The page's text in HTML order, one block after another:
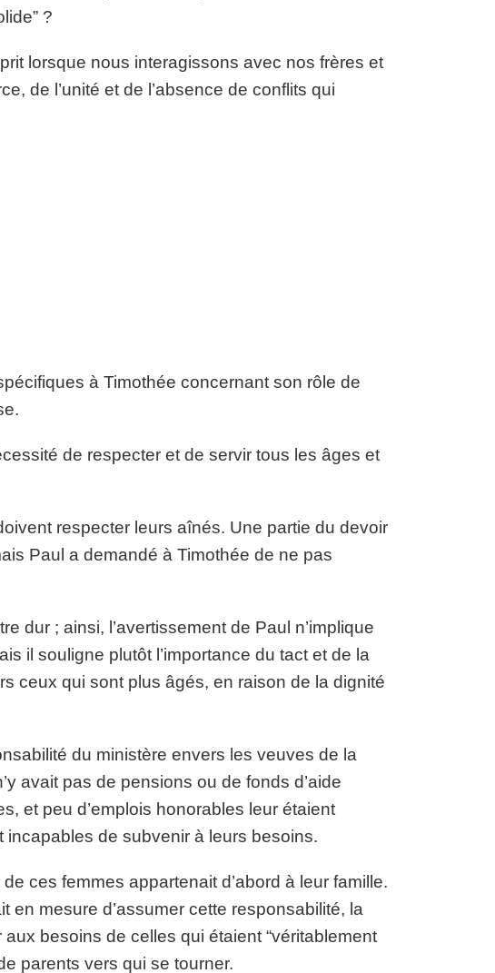
?
lorsque nous interagissons avec nos frères et
de l’unité et de l’absence de conflits qui
à Timothée concernant son rôle de
de respecter et de servir tous les âges et
respecter leurs aînés. Une partie du devoir
Paul a demandé à Timothée de ne pas
dur ; ainsi, l’avertissement de Paul n’implique
il souligne plutôt l’importance du tact et de la
ceux qui sont plus âgés, en raison de la dignité
du ministère envers les veuves de la
avait pas de pensions ou de fonds d’aide
et peu d’emplois honorables leur étaient
de subvenir à leurs besoins.
ces femmes appartenait d’abord à leur famille.
en mesure d’assumer cette responsabilité, la
besoins de celles qui étaient “véritablement
parents vers qui se tourner.